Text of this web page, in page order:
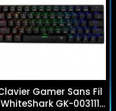
Gamer Sans Fil
WhiteShark GK-003111